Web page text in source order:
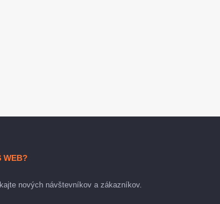
WEB?
nových návštevníkov a zákazníkov.